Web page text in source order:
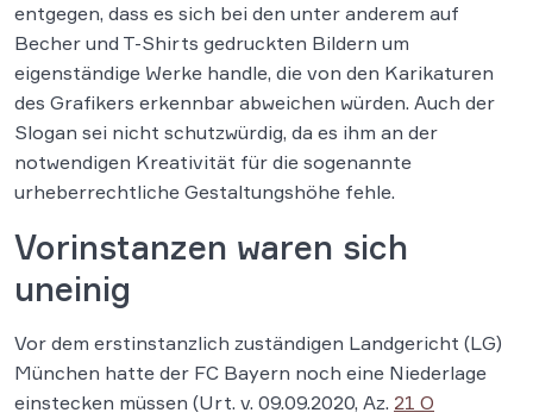
entgegen, dass es sich bei den unter anderem auf
Becher und T-Shirts gedruckten Bildern um
eigenständige Werke handle, die von den Karikaturen
des Grafikers erkennbar abweichen würden. Auch der
Slogan sei nicht schutzwürdig, da es ihm an der
notwendigen Kreativität für die sogenannte
urheberrechtliche Gestaltungshöhe fehle.
Vorinstanzen waren sich
uneinig
Vor dem erstinstanzlich zuständigen Landgericht (LG)
München hatte der FC Bayern noch eine Niederlage
einstecken müssen (Urt. v. 09.09.2020, Az. 21 O